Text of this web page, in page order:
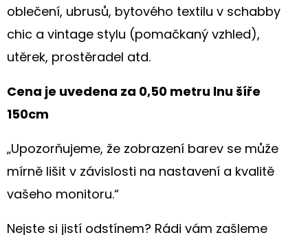
oblečení, ubrusů, bytového textilu v schabby
chic a vintage stylu (pomačkaný vzhled),
utěrek, prostěradel atd.
Cena je uvedena za 0,50 metru lnu šíře
150cm
„Upozorňujeme, že zobrazení barev se může
mírně lišit v závislosti na nastavení a kvalitě
vašeho monitoru.“
Nejste si jistí odstínem? Rádi vám zašleme